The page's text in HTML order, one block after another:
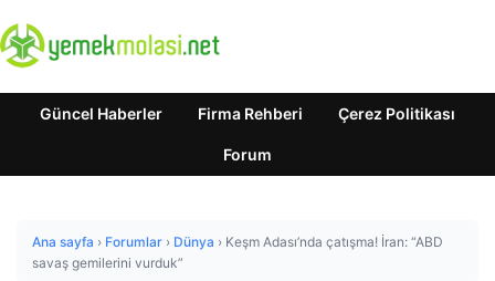
Güncel Haberler Firma Rehberi Çerez Politikası
Forum
Ana sayfa › Forumlar › Dünya › Keşm Adası’nda çatışma! İran: “ABD
savaş gemilerini vurduk”